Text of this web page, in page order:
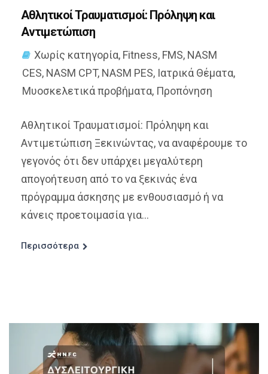
Αθλητικοί Τραυματισμοί: Πρόληψη και
Αντιμετώπιση
Χωρίς κατηγορία, Fitness, FMS, NASM
CES, NASM CPT, NASM PES, Ιατρικά Θέματα,
Μυοσκελετικά προβήματα, Προπόνηση
Αθλητικοί Τραυματισμοί: Πρόληψη και
Αντιμετώπιση Ξεκινώντας, να αναφέρουμε το
γεγονός ότι δεν υπάρχει μεγαλύτερη
απογοήτευση από το να ξεκινάς ένα
πρόγραμμα άσκησης με ενθουσιασμό ή να
κάνεις προετοιμασία για...
Περισσότερα